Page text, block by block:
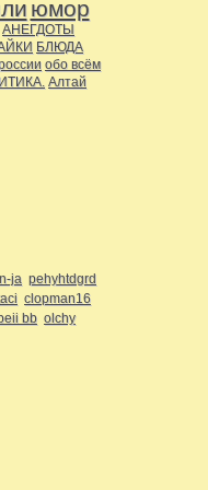
юмор
АНЕГДОТЫ
БЛЮДА
обо всём
Алтай
ja pehyhtdgrd
clopman16
bb olchy